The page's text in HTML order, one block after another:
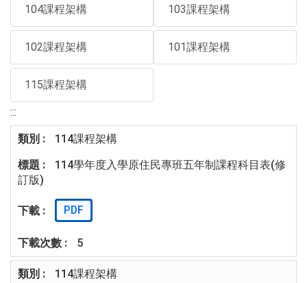
104課程架構 103課程架構
102課程架構 101課程架構
115課程架構
:::
114課程架構
114學年度入學原住民專班五年制課程科目表(修
訂版)
PDF
5
114課程架構